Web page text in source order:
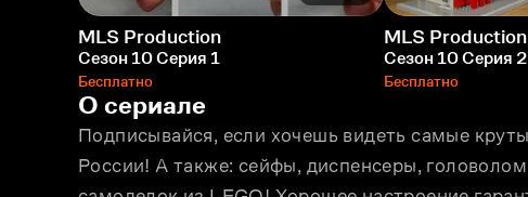
MLS Production
Сезон 10 Серия 1
Бесплатно
MLS Production
Сезон 10 Серия 2
Бесплатно
О сериале
Подписывайся, если хочешь видеть самые
России! А также: сейфы, диспенсеры,